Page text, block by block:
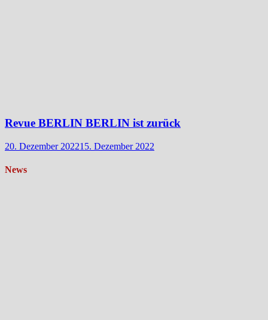
Revue BERLIN BERLIN ist zurück
20. Dezember 202215. Dezember 2022
News